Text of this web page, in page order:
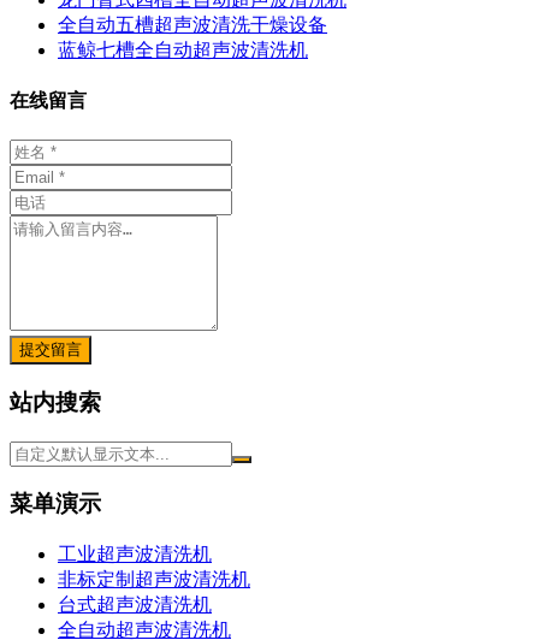
全自动五槽超声波清洗干燥设备
蓝鲸七槽全自动超声波清洗机
在线留言
提交留言
站内搜索
菜单演示
工业超声波清洗机
非标定制超声波清洗机
台式超声波清洗机
全自动超声波清洗机